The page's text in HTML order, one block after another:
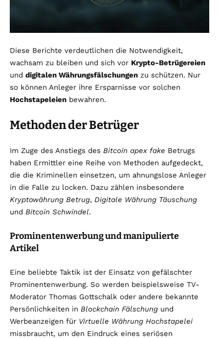
Diese Berichte verdeutlichen die Notwendigkeit,
wachsam zu bleiben und sich vor Krypto-Betrügereien
und digitalen Währungsfälschungen zu schützen. Nur
so können Anleger ihre Ersparnisse vor solchen
Hochstapeleien bewahren.
Methoden der Betrüger
Im Zuge des Anstiegs des Bitcoin apex fake Betrugs
haben Ermittler eine Reihe von Methoden aufgedeckt,
die die Kriminellen einsetzen, um ahnungslose Anleger
in die Falle zu locken. Dazu zählen insbesondere
Kryptowährung Betrug, Digitale Währung Täuschung
und Bitcoin Schwindel.
Prominentenwerbung und manipulierte
Artikel
Eine beliebte Taktik ist der Einsatz von gefälschter
Prominentenwerbung. So werden beispielsweise TV-
Moderator Thomas Gottschalk oder andere bekannte
Persönlichkeiten in Blockchain Fälschung und
Werbeanzeigen für Virtuelle Währung Hochstapelei
missbraucht, um den Eindruck eines seriösen